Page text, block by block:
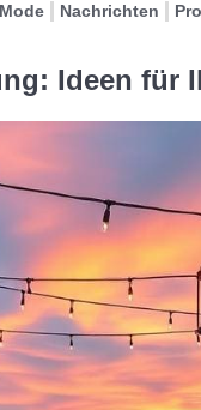
Mode Nachrichten
Ideen für